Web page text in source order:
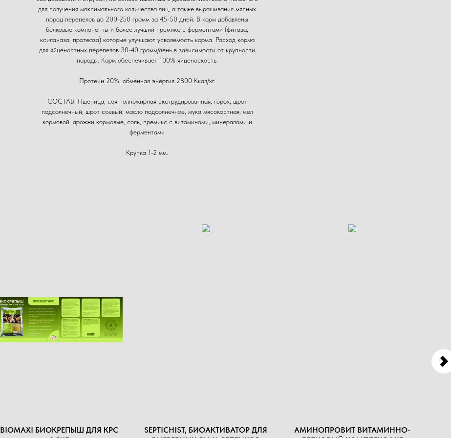
для получения максимального количества яиц, а также вырашивания мясных
пород перепелов до 200-250 грамм за 45-50 дней. В корм добавлены
белковые компоненты и более лучший премикс с ферментами (фитаза,
ксиланаза, протеаза) которые улучшают усвояемость корма. Расход корма
для яйценостных перепелов 30-40 грамм/день в зависимости от крупности
породы. Корм обеспечивает 100% яйценоскость.
Протеин 20%, обменная энергия 2800 Ккал/кг.
СОСТАВ: Пшеница, соя полножирная экструдированная, горох, шрот
подсолнечный, шрот соевый, масло подсолнечное, мука мясокостная, мел
кормовой, дрожжи кормовые, соль, премикс с витаминами, минералами и
ферментами
Крупка 1-2 мм.
BIOMAXI БИОКРЕПЫШ ДЛЯ КРС
SEPTICHIST, БИОАКТИВАТОР ДЛЯ
АМИНОПРОВИТ ВИТАМИННО-